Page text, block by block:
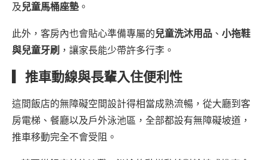
及兒童馬桶座墊 。
此外，客房內也會貼心準備專屬的兒童洗沐用品 、 小拖鞋
與兒童牙刷 ，讓家長能少帶許多行李。
▎推車動線與長輩入住便利性
這間飯店的無障礙空間設計得相當成熟流暢，從大廳到客
房電梯、餐廳以及戶外泳池區，全部都設有無障礙坡道，
推車移動完全不會受阻。